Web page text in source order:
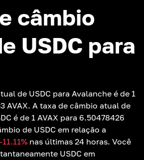
câmbio
USDC para
de USDC para Avalanche é de 1
AVAX. A taxa de câmbio atual de
é de 1 AVAX para 6.50478426
de USDC em relação a
-11.11% nas últimas 24 horas. Você
USDC em